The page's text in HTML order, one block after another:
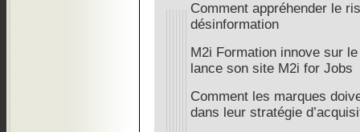
Comment appréhender le
désinformation
M2i Formation innove sur
lance son site M2i for Jobs
Comment les marques
dans leur stratégie